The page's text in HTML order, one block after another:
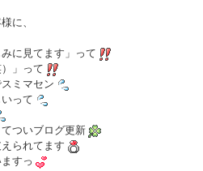
に、
みに見てます」って
）」って
ミマセン
って
ついブログ更新
られてます
すっ